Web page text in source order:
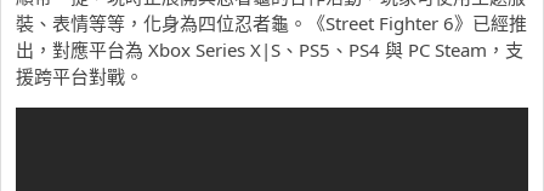
裝、表情等等，化身為四位忍者龜。《Street Fighter 6》已經推
出，對應平台為 Xbox Series X|S、PS5、PS4 與 PC Steam，支
援跨平台對戰。